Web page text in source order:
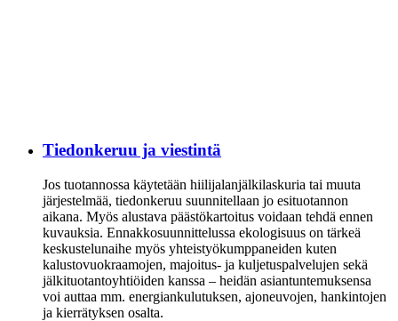
Tiedonkeruu ja viestintä
Jos tuotannossa käytetään hiilijalanjälkilaskuria tai muuta
järjestelmää, tiedonkeruu suunnitellaan jo esituotannon
aikana. Myös alustava päästökartoitus voidaan tehdä ennen
kuvauksia. Ennakkosuunnittelussa ekologisuus on tärkeä
keskustelunaihe myös yhteistyökumppaneiden kuten
kalustovuokraamojen, majoitus- ja kuljetuspalvelujen sekä
jälkituotantoyhtiöiden kanssa – heidän asiantuntemuksensa
voi auttaa mm. energiankulutuksen, ajoneuvojen, hankintojen
ja kierrätyksen osalta.